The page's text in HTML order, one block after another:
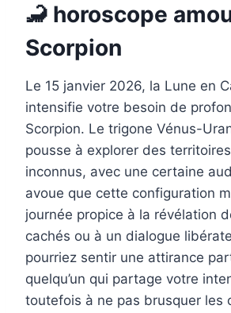
🦂 horoscope
Scorpion
Le 15 janvier 2026, la Lune en
intensifie votre besoin de
Scorpion. Le trigone Vénus-
pousse à explorer des
inconnus, avec une certaine
avoue que cette configuration
journée propice à la révélation
cachés ou à un dialogue
pourriez sentir une attirance
quelqu’un qui partage votre
toutefois à ne pas brusquer les